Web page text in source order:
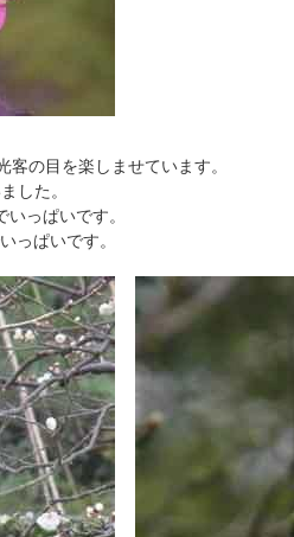
客の目を楽しませています。
した。
っぱいです。
っぱいです。